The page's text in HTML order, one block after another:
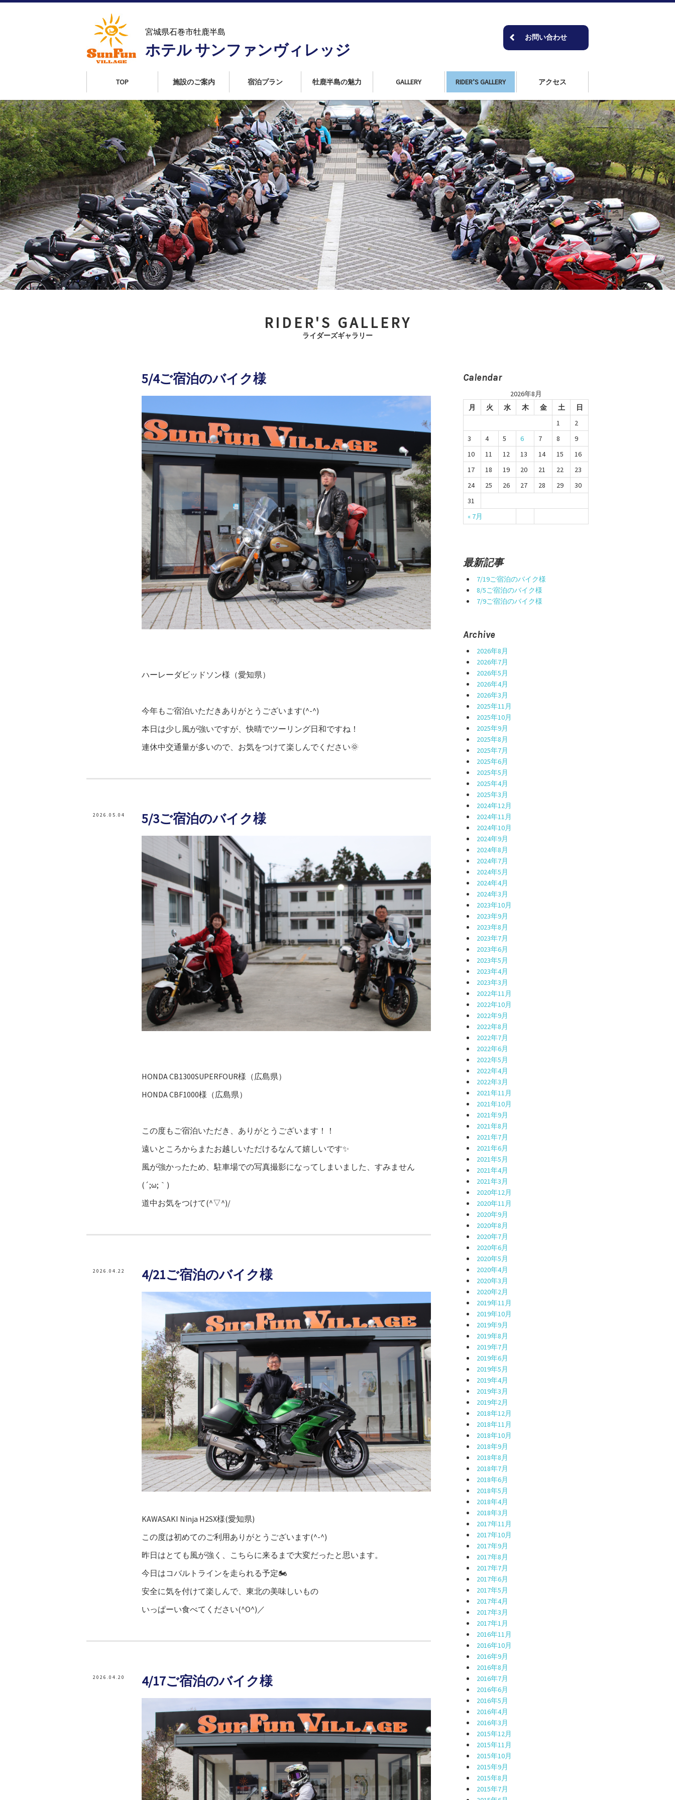
コ
プ
宮城県石巻市牡鹿半島
ホテル サンファンヴィレッジ
お問い合わせ
TOP 施設のご案内 宿泊プラン 牡鹿半島の魅力 GALLERY RIDER’S GALLERY アクセス
RIDER'S GALLERY
ライダーズギャラリー
5/4ご宿泊のバイク様
ハーレーダビッドソン様（愛知県）
今年もご宿泊いただきありがとうございます(^-^)
本日は少し風が強いですが、快晴でツーリング日和ですね！
連休中交通量が多いので、お気をつけて楽しんでください🌞
2026.05.04 5/3ご宿泊のバイク様
HONDA CB1300SUPERFOUR様（広島県）
HONDA CBF1000様（広島県）
この度もご宿泊いただき、ありがとうございます！！
遠いところからまたお越しいただけるなんて嬉しいです✨
風が強かったため、駐車場での写真撮影になってしまいました、すみません
(´;ω;｀)
道中お気をつけて(^▽^)/
2026.04.22 4/21ご宿泊のバイク様
KAWASAKI Ninja H2SX様(愛知県)
この度は初めてのご利用ありがとうございます(^-^)
昨日はとても風が強く、こちらに来るまで大変だったと思います。
今日はコバルトラインを走られる予定🏍
安全に気を付けて楽しんで、東北の美味しいもの
いっぱーい食べてください(^O^)／
2026.04.20 4/17ご宿泊のバイク様
Calendar
2026年8月
月
火 水 木 金 土 日
« 7月
1
2
3
4 5 6 7 8
9
10
11 12 13 14 15
16
17
18 19 20 21 22
23
24
25 26 27 28 29
30
31
最新記事
7/19ご宿泊のバイク様
8/5ご宿泊のバイク様
7/9ご宿泊のバイク様
Archive
2026年8月
2026年7月
2026年5月
2026年4月
2026年3月
2025年11月
2025年10月
2025年9月
2025年8月
2025年7月
2025年6月
2025年5月
2025年4月
2025年3月
2024年12月
2024年11月
2024年10月
2024年9月
2024年8月
2024年7月
2024年5月
2024年4月
2024年3月
2023年10月
2023年9月
2023年8月
2023年7月
2023年6月
2023年5月
2023年4月
2023年3月
2022年11月
2022年10月
2022年9月
2022年8月
2022年7月
2022年6月
2022年5月
2022年4月
2022年3月
2021年11月
2021年10月
2021年9月
2021年8月
2021年7月
2021年6月
2021年5月
2021年4月
2021年3月
2020年12月
2020年11月
2020年9月
2020年8月
2020年7月
2020年6月
2020年5月
2020年4月
2020年3月
2020年2月
2019年11月
2019年10月
2019年9月
2019年8月
2019年7月
2019年6月
2019年5月
2019年4月
2019年3月
2019年2月
2018年12月
2018年11月
2018年10月
2018年9月
2018年8月
2018年7月
2018年6月
2018年5月
2018年4月
2018年3月
2017年11月
2017年10月
2017年9月
2017年8月
2017年7月
2017年6月
2017年5月
2017年4月
2017年3月
2017年1月
2016年11月
2016年10月
2016年9月
2016年8月
2016年7月
2016年6月
2016年5月
2016年4月
2016年3月
2015年12月
2015年11月
2015年10月
2015年9月
2015年8月
2015年7月